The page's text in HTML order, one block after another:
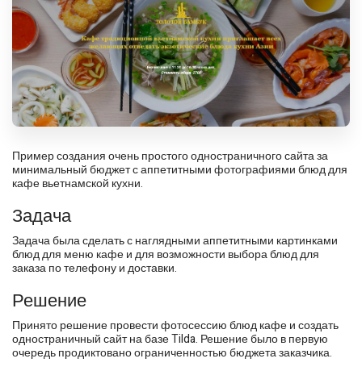
Пример создания очень простого одностраничного сайта за
минимальный бюджет с аппетитными фотографиями блюд для
кафе вьетнамской кухни.
Задача
Задача была сделать с наглядными аппетитными картинками
блюд для меню кафе и для возможности выбора блюд для
заказа по телефону и доставки.
Решение
Принято решение провести фотосессию блюд кафе и создать
одностраничный сайт на базе Tilda. Решение было в первую
очередь продиктовано ограниченностью бюджета заказчика.